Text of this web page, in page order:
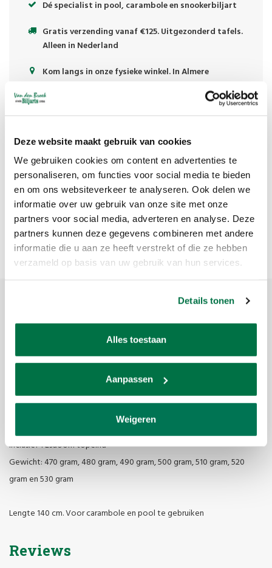
Deze website maakt gebruik van cookies
We gebruiken cookies om content en advertenties te
personaliseren, om functies voor social media te bieden
en om ons websiteverkeer te analyseren. Ook delen we
informatie over uw gebruik van onze site met onze
partners voor social media, adverteren en analyse. Deze
partners kunnen deze gegevens combineren met andere
informatie die u aan ze heeft verstrekt of die ze hebben
verzameld op basis van uw gebruik van hun services.
Details tonen
Alles toestaan
Aanpassen
Weigeren
Dé specialist in pool, carambole en snookerbiljart
Gratis verzending vanaf €125. Uitgezonderd tafels.
Alleen in Nederland
Kom langs in onze fysieke winkel. In Almere
Productomschrijving
Merk:Mister 100
Op voorraad
Levertijd:1 tot 5 werkdagen
Artemis keu met handtekening van Raymond Ceulemans®
inclusief 1 Esdoorn topeind
Gewicht: 470 gram, 480 gram, 490 gram, 500 gram, 510 gram, 520
gram en 530 gram
Lengte 140 cm. Voor carambole en pool te gebruiken
Reviews